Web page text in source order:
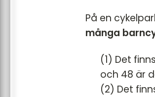
På en
många
(1) Det
och 48 är
(2) Det